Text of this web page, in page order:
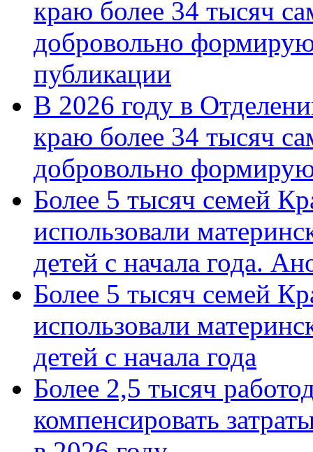
краю более 34 тысяч
добровольно
публикации
В 2026 году в
краю более 34 тысяч
добровольно
Более 5 тысяч семей
использовали
детей с начала года.
Более 5 тысяч семей
использовали
детей с начала года
Более 2,5 тысяч
компенсировать